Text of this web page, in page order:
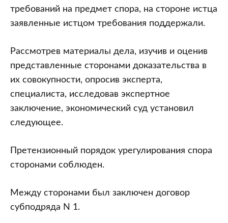
требований на предмет спора, на стороне истца
заявленные истцом требования поддержали.
Рассмотрев материалы дела, изучив и оценив
представленные сторонами доказательства в
их совокупности, опросив эксперта,
специалиста, исследовав экспертное
заключение, экономический суд установил
следующее.
Претензионный порядок урегулирования спора
сторонами соблюден.
Между сторонами был заключен договор
субподряда N 1.